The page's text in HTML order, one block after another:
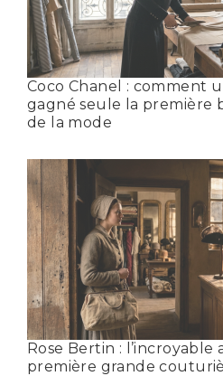
Coco Chanel : comment
gagné seule la première
de la mode
Rose Bertin : l’incroyable
première grande